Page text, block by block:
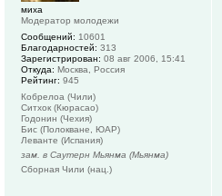
миха
Модератор молодежи
Сообщений: 10601
Благодарностей: 313
Зарегистрирован: 08 авг 2006, 15:41
Откуда: Москва, Россия
Рейтинг: 945
Кобрелоа (Чили)
Ситхок (Кюрасао)
Годонин (Чехия)
Бис (Полокване, ЮАР)
Леванте (Испания)
зам. в Саутерн Мьянма (Мьянма)
Сборная Чили (нац.)